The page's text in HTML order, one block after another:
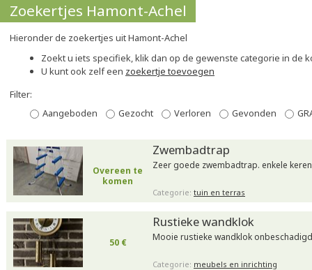
Zoekertjes Hamont-Achel
Hieronder de zoekertjes uit Hamont-Achel
Zoekt u iets specifiek, klik dan op de gewenste categorie in de
U kunt ook zelf een zoekertje toevoegen
Filter:
Aangeboden
Gezocht Verloren Gevonden
Overeen te
komen
Zwembadtrap
Zeer goede zwembadtrap. enkele
Categorie: tuin en terras
50 €
Rustieke wandklok
Mooie rustieke wandklok
Categorie: meubels en inrichting